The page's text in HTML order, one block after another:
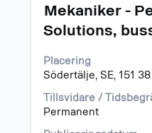
Titel
Mekaniker -
Solutions,
Placering
Södertälje, SE, 151 38
Tillsvidare /
Permanent
Klicka
blankstegstangenten
att
visa
allt
innehåll